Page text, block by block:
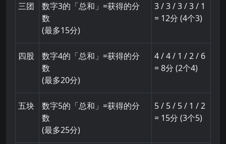
三团
数字3的「总和」=获得的分
数
(最多15分)
3 / 3 / 3 / 3 / 1
= 12分 (4个3)
四股
数字4的「总和」=获得的分
数
(最多20分)
4 / 4 / 1 / 2 / 6
= 8分 (2个4)
五块
数字5的「总和」=获得的分
数
(最多25分)
5 / 5 / 5 / 1 / 2
= 15分 (3个5)